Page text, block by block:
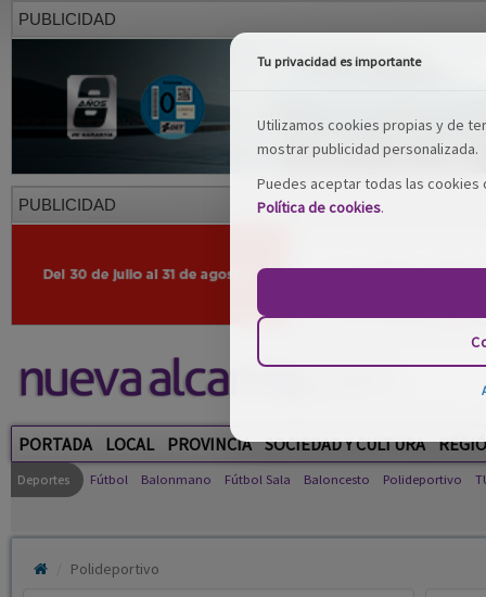
PUBLICIDAD
PUBLICIDAD
PORTADA LOCAL PROVINCIA SOCIEDAD Y CULTURA
Deportes Fútbol Balonmano Fútbol Sala Baloncesto Polideportivo
Polideportivo
Tu privacidad es importante
Utilizamos cookies propias y de
mostrar publicidad personalizada.
Puedes aceptar todas las
Política de cookies.